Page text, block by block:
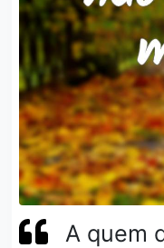
A quem